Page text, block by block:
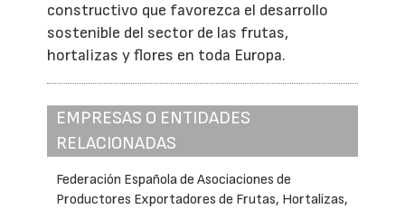
constructivo que favorezca el desarrollo
sostenible del sector de las frutas,
hortalizas y flores en toda Europa.
EMPRESAS O ENTIDADES
RELACIONADAS
Federación Española de Asociaciones de
Productores Exportadores de Frutas, Hortalizas,